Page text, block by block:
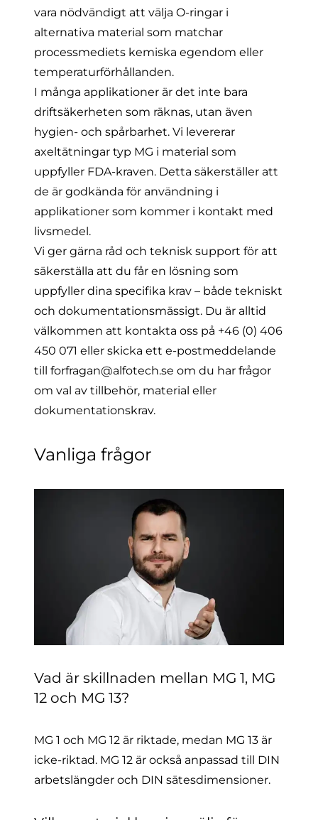
vara nödvändigt att välja O-ringar i
alternativa material som matchar
processmediets kemiska egendom eller
temperaturförhållanden.
I många applikationer är det inte bara
driftsäkerheten som räknas, utan även
hygien- och spårbarhet. Vi levererar
axeltätningar typ MG i material som
uppfyller FDA-kraven. Detta säkerställer att
de är godkända för användning i
applikationer som kommer i kontakt med
livsmedel.
Vi ger gärna råd och teknisk support för att
säkerställa att du får en lösning som
uppfyller dina specifika krav – både tekniskt
och dokumentationsmässigt. Du är alltid
välkommen att kontakta oss på +46 (0) 406
450 071 eller skicka ett e-postmeddelande
till forfragan@alfotech.se om du har frågor
om val av tillbehör, material eller
dokumentationskrav.
Vanliga frågor
Vad är skillnaden mellan MG 1, MG
12 och MG 13?
MG 1 och MG 12 är riktade, medan MG 13 är
icke-riktad. MG 12 är också anpassad till DIN
arbetslängder och DIN sätesdimensioner.